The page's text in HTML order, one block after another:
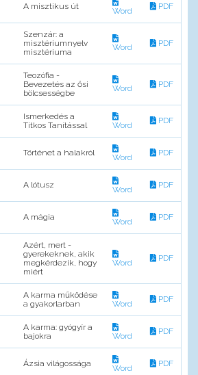
A misztikus út Word PDF
Szenzár: a
misztériumnyelv
misztériuma
Word PDF
Teozófia -
Bevezetés az ősi
bölcsességbe
Word PDF
Ismerkedés a
Titkos Tanítással
Word PDF
Történet a halakról Word PDF
A lótusz Word PDF
A mágia Word PDF
Azért, mert -
gyerekeknek, akik
megkérdezik, hogy
miért
Word PDF
A karma működése
a gyakorlarban
Word PDF
A karma: gyógyír a
bajokra
Word PDF
Ázsia világossága Word PDF